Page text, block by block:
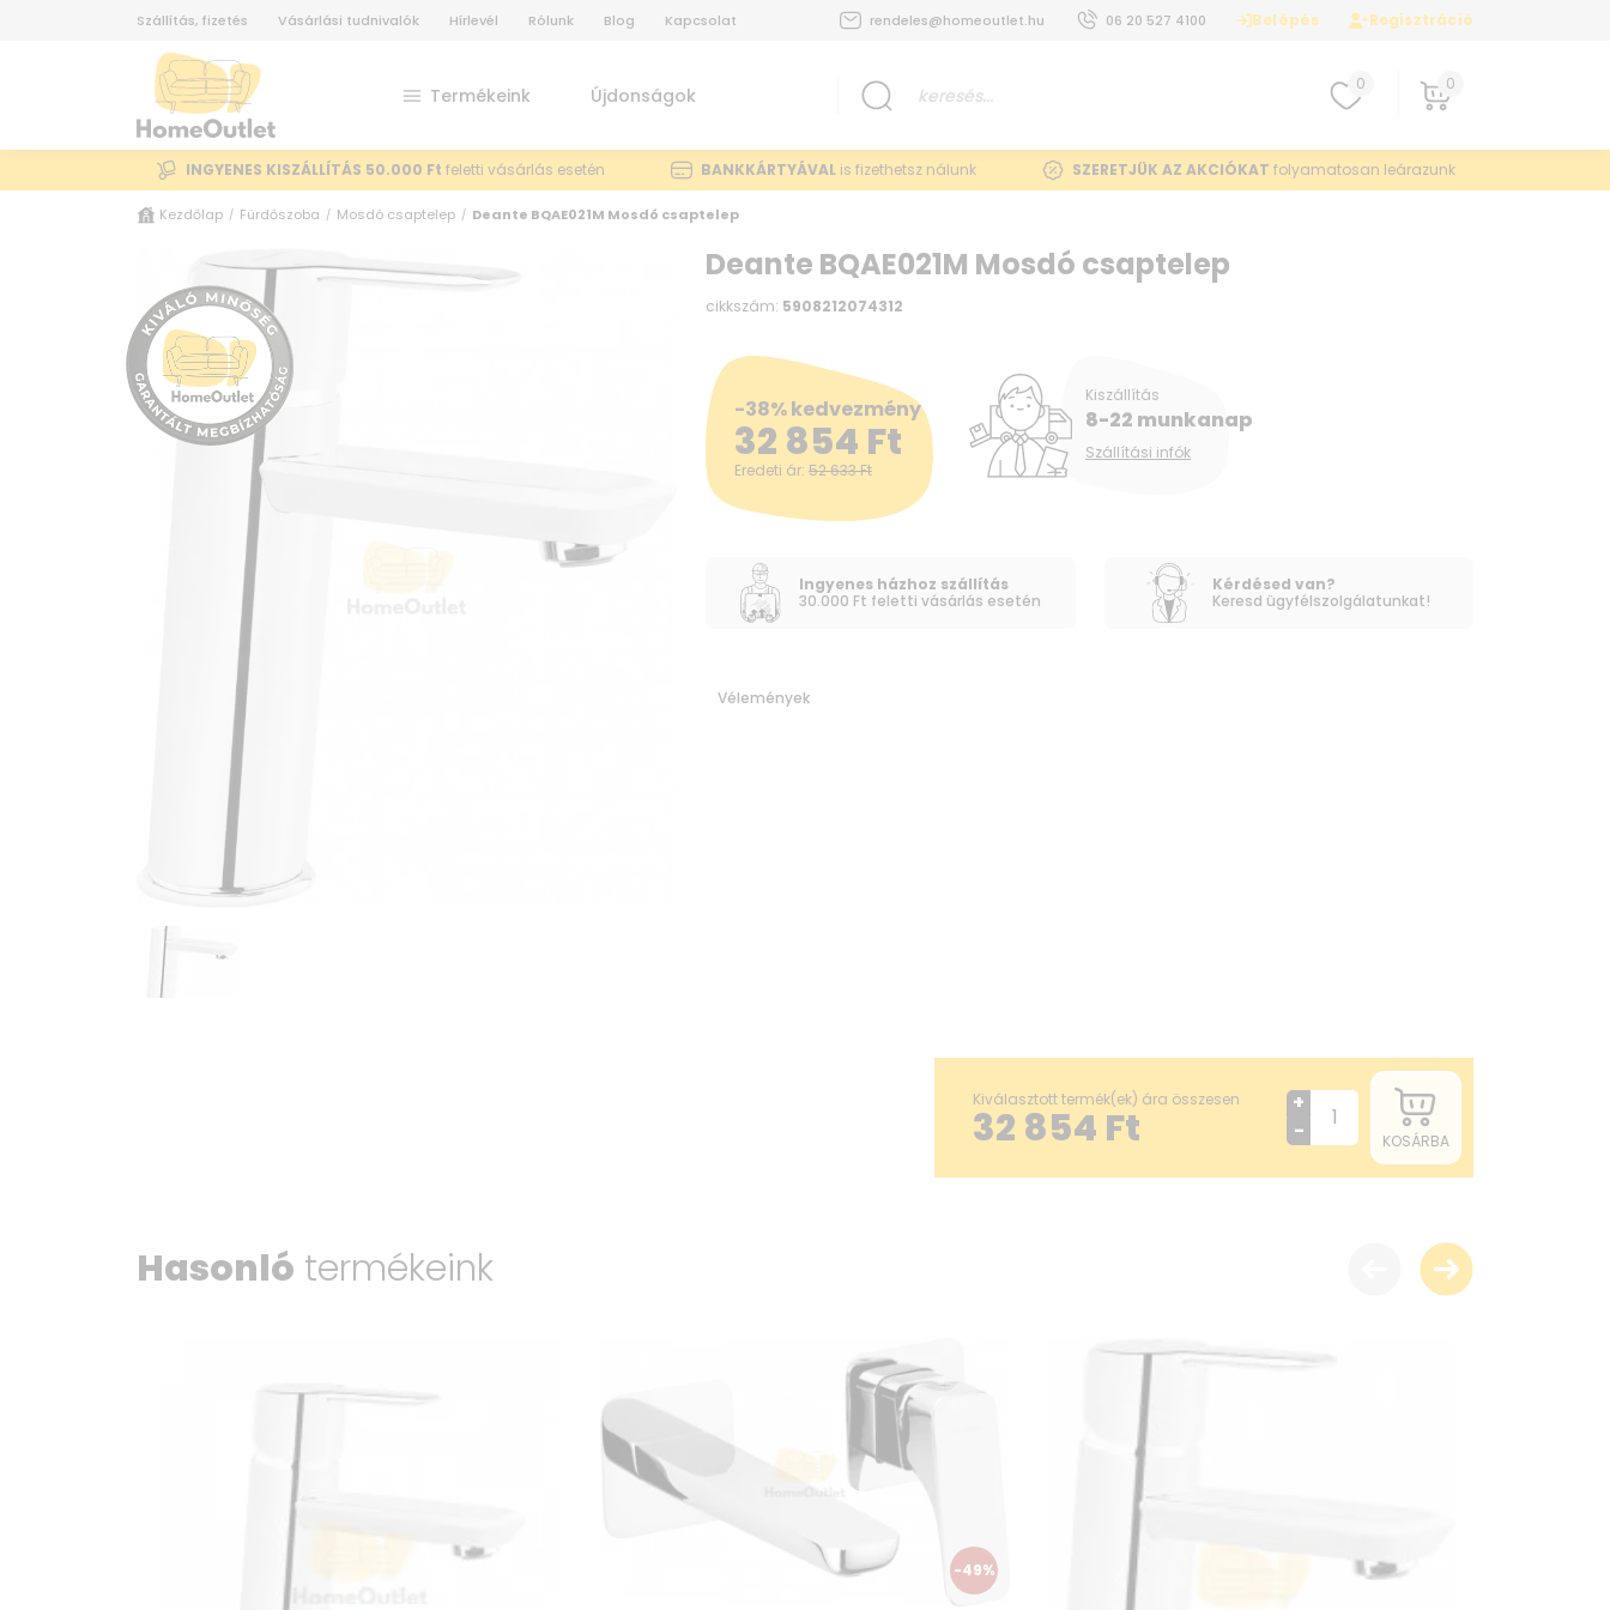
Szállítás, fizetés Vásárlási tudnivalók Hírlevél Rólunk Blog Kapcsolat rendeles@homeoutlet.hu 06 20 527 4100 Belépés Regisztráció
Termékeink Újdonságok
0 0
INGYENES KISZÁLLÍTÁS 50.000 Ft feletti vásárlás esetén BANKKÁRTYÁVAL is fizethetsz nálunk SZERETJÜK AZ AKCIÓKAT folyamatosan leárazunk
Kezdőlap / Fürdőszoba / Mosdó csaptelep / Deante BQAE021M Mosdó csaptelep
Deante BQAE021M Mosdó csaptelep
cikkszám: 5908212074312
-38% kedvezmény
32 854 Ft
Eredeti ár: 52 633Ft
Kiszállítás
8-22 munkanap
Szállítási infók
Ingyenes házhoz szállítás
30.000 Ft feletti vásárlás esetén
Kérdésed van?
Keresd ügyfélszolgálatunkat!
Vélemények
Kiválasztott termék(ek) ára összesen
32 854 Ft
+
-
KOSÁRBA
Hasonló termékeink
-49%